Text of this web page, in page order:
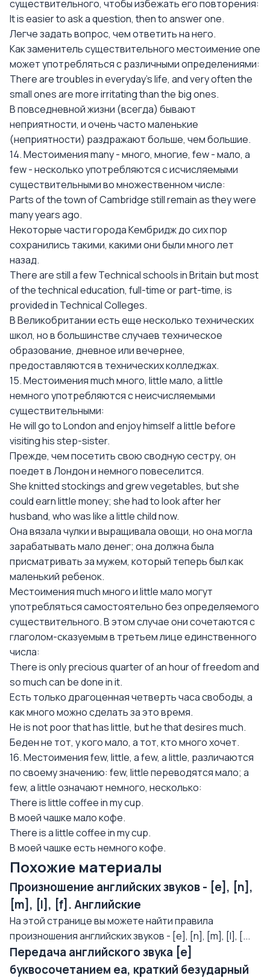
существительного, чтобы избежать его повторения:
It is easier to ask a question, then to answer one.
Легче задать вопрос, чем ответить на него.
Как заменитель существительного местоимение one
может употребляться с различными определениями:
There are troubles in everyday's life, and very often the
small ones are more irritating than the big ones.
В повседневной жизни (всегда) бывают
неприятности, и очень часто маленькие
(неприятности) раздражают больше, чем большие.
14. Местоимения many - много, многие, few - мало, a
few - несколько употребляются с исчисляемыми
существительными во множественном числе:
Parts of the town of Cambridge still remain as they were
many years ago.
Некоторые части города Кембридж до сих пор
сохранились такими, какими они были много лет
назад.
There are still a few Technical schools in Britain but most
of the technical education, full-time or part-time, is
provided in Technical Colleges.
В Великобритании есть еще несколько технических
школ, но в большинстве случаев техническое
образование, дневное или вечернее,
предоставляются в технических колледжах.
15. Местоимения much много, little мало, a little
немного употребляются с неисчисляемыми
существительными:
Не will go to London and enjoy himself a little before
visiting his step-sister.
Прежде, чем посетить свою сводную сестру, он
поедет в Лондон и немного повеселится.
She knitted stockings and grew vegetables, but she
could earn little money; she had to look after her
husband, who was like a little child now.
Она вязала чулки и выращивала овощи, но она могла
зарабатывать мало денег; она должна была
присматривать за мужем, который теперь был как
маленький ребенок.
Местоимения much много и little мало могут
употребляться самостоятельно без определяемого
существительного. В этом случае они сочетаются с
глаголом-сказуемым в третьем лице единственного
числа:
There is only precious quarter of an hour of freedom and
so much can be done in it.
Есть только драгоценная четверть часа свободы, а
как много можно сделать за это время.
Не is not poor that has little, but he that desires much.
Беден не тот, у кого мало, а тот, кто много хочет.
16. Местоимения few, little, a few, a little, различаются
по своему значению: few, little переводятся мало; a
few, a little означают немного, несколько:
There is little coffee in my cup.
В моей чашке мало кофе.
There is a little coffee in my cup.
В моей чашке есть немного кофе.
Похожие материалы
Произношение английских звуков - [e], [n],
[m], [l], [f]. Английские
На этой странице вы можете найти правила
произношения английских звуков - [e], [n], [m], [l], [...
Передача английского звука [e]
буквосочетанием еа, краткий безударный